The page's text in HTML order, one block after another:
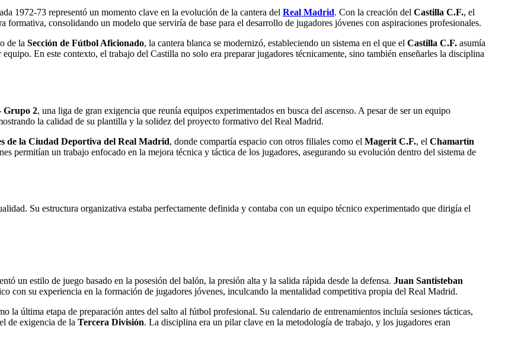
1972-73 representó un momento clave en la evolución de la cantera del Real Madrid. Con la creación del Castilla C.F., el
formativa, consolidando un modelo que serviría de base para el desarrollo de jugadores jóvenes con aspiraciones profesionales.
de la Sección de Fútbol Aficionado, la cantera blanca se modernizó, estableciendo un sistema en el que el Castilla C.F. asumía
En este contexto, el trabajo del Castilla no solo era preparar jugadores técnicamente, sino también enseñarles la disciplina
Grupo 2, una liga de gran exigencia que reunía equipos experimentados en busca del ascenso. A pesar de ser un equipo
la calidad de su plantilla y la solidez del proyecto formativo del Real Madrid.
de la Ciudad Deportiva del Real Madrid, donde compartía espacio con otros filiales como el Magerit C.F., el Chamartín
permitían un trabajo enfocado en la mejora técnica y táctica de los jugadores, asegurando su evolución dentro del sistema de
Su estructura organizativa estaba perfectamente definida y contaba con un equipo técnico experimentado que dirigía el
un estilo de juego basado en la posesión del balón, la presión alta y la salida rápida desde la defensa. Juan Santisteban
con su experiencia en la formación de jugadores jóvenes, inculcando la mentalidad competitiva propia del Real Madrid.
última etapa de preparación antes del salto al fútbol profesional. Su calendario de entrenamientos incluía sesiones tácticas,
de exigencia de la Tercera División. La disciplina era un pilar clave en la metodología de trabajo, y los jugadores eran